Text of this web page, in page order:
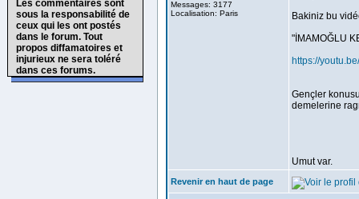
Les commentaires sont
sous la responsabilité de
ceux qui les ont postés
dans le forum. Tout
propos diffamatoires et
injurieux ne sera toléré
dans ces forums.
Messages: 3177
Localisation: Paris
Bakiniz bu
"İMAMOĞLU
https://
Gençler
demelerine
Umut var.
Revenir en haut de page